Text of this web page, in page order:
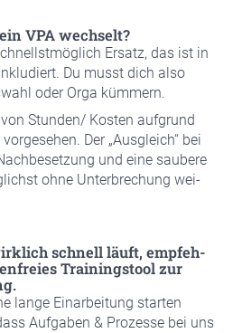
VPA wech­selt?
Ersatz, das ist in
Du musst dich also
oder Orga küm­mern.
Stunden/ Kos­ten auf­grund
Der „Aus­gleich“ bei
und eine sau­be­re
ohne Unter­bre­chung wei­
schnell läuft, emp­feh­
Trai­nings­tool zur
lan­ge Ein­ar­bei­tung star­ten
Auf­ga­ben & Pro­zes­se bei uns